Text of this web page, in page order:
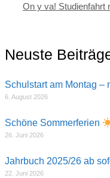
On y va! Studienfahrt
Neuste
Schulstart am Montag –
6. August 2026
Schöne Sommerferien
26. Juni 2026
Jahrbuch 2025/26 ab
22. Juni 2026